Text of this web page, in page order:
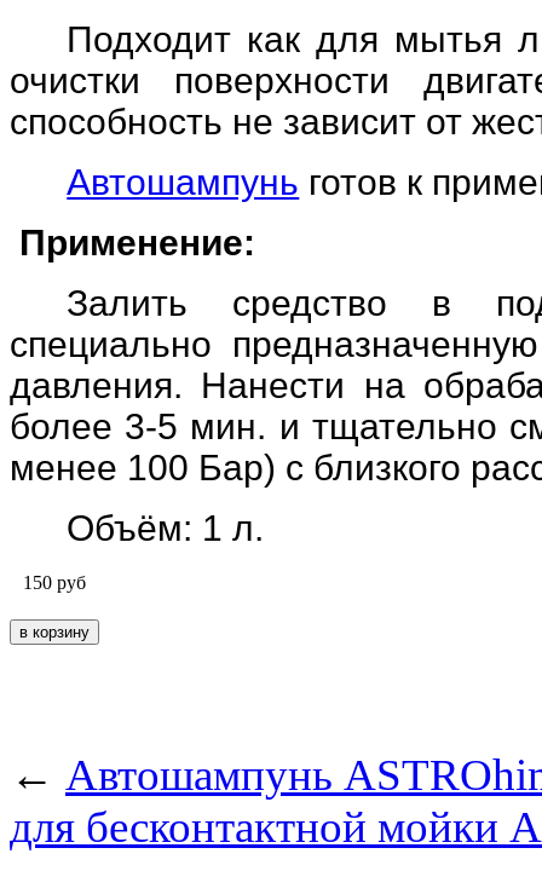
Подходит как для мытья
очистки поверхности
способность не зависит от
Автошампунь готов к
Применение:
Залить средство в
специально
давления. Нанести на
более 3-5 мин. и тщательно
менее 100 Бар) с близкого
Объём: 1 л.
150 руб
← Автошампунь
для бесконтактной мойки